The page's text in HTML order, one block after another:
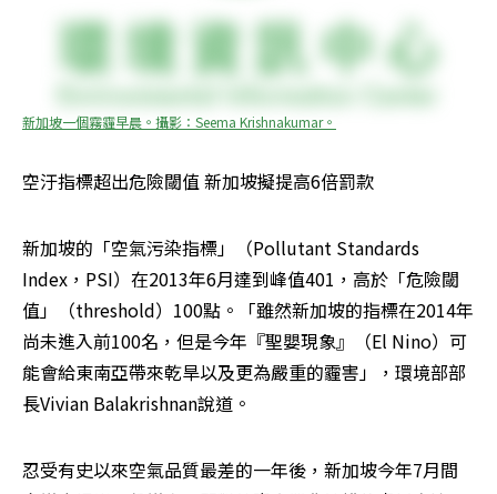
新加坡一個霧霾早晨。攝影：Seema Krishnakumar。
空汙指標超出危險閾值 新加坡擬提高6倍罰款
新加坡的「空氣污染指標」（Pollutant Standards
Index，PSI）在2013年6月達到峰值401，高於「危險閾
值」（threshold）100點。「雖然新加坡的指標在2014年
尚未進入前100名，但是今年『聖嬰現象』（El Nino）可
能會給東南亞帶來乾旱以及更為嚴重的霾害」，環境部部
長Vivian Balakrishnan說道。
忍受有史以來空氣品質最差的一年後，新加坡今年7月間